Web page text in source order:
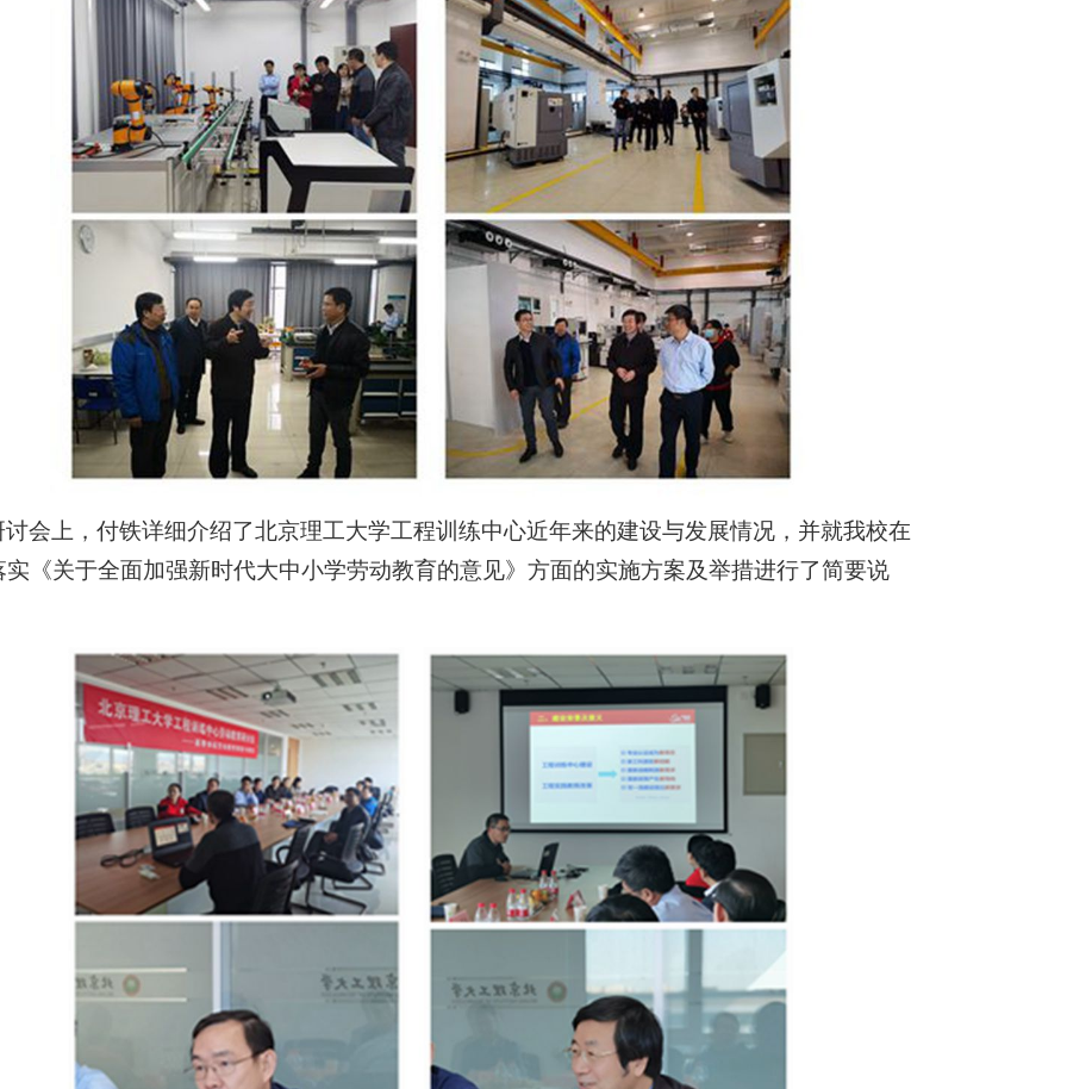
讨会上，付铁详细介绍了北京理工大学工程训练中心近年来的建设与发展情况，并就我校在
实《关于全面加强新时代大中小学劳动教育的意见》方面的实施方案及举措进行了简要说